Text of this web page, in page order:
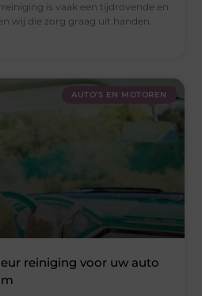
is vaak een tijdrovende en
wij die zorg graag uit handen.
AUTO’S EN MOTOREN
reiniging voor uw auto